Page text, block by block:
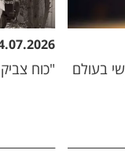
בעולם
"כוח